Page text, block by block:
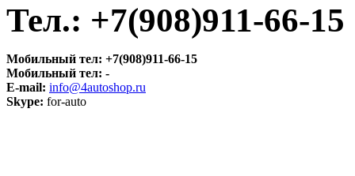
Тел.: +7(908)911-66-15
Мобильный тел: +7(908)911-66-15
Мобильный тел: -
E-mail: info@4autoshop.ru
Skype: for-auto